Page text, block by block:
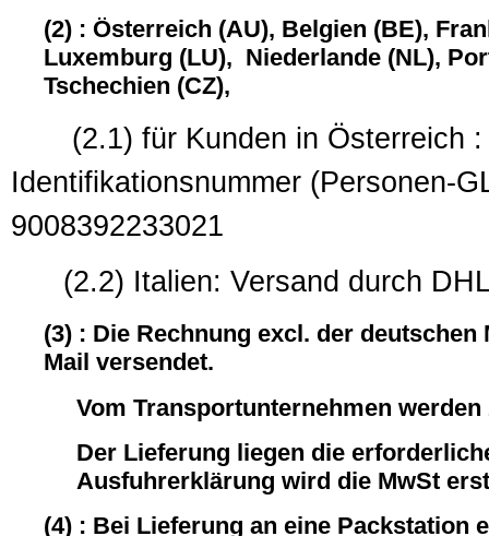
(2) : Österreich (AU), Belgien (BE),
Luxemburg (LU), Niederlande (NL),
Tschechien (CZ),
(2.1) für Kunden in Österreich :
Identifikationsnummer
9008392233021
(2.2) Italien: Versand durch
(3) : Die Rechnung excl. der
Mail versendet.
Vom Transportunternehmen
Der Lieferung liegen die
Ausfuhrerklärung wird die MwSt
(4) : Bei Lieferung an eine Packstation